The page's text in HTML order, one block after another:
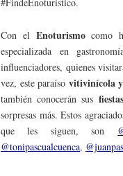
#FindeEnoturístico.
Con el Enoturismocomo
especializada en
influenciadores, quienes
vez, este paraíso vitivinícola
también conocerán sus
sorpresas más. Estos
que les siguen, son
@tonipascualcuenca,